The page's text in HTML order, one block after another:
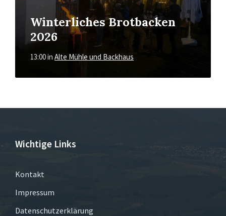
Winterliches Brotbacken
2026
13:00in Alte Mühle und Backhaus
Wichtige Links
Kontakt
Impressum
Datenschutzerklärung